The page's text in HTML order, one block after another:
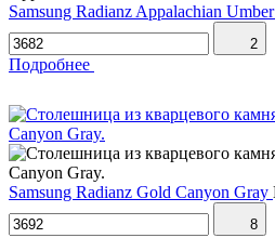
Samsung Radianz Appalachian Umber
2
Подробнее
Samsung Radianz Gold Canyon Gray
8